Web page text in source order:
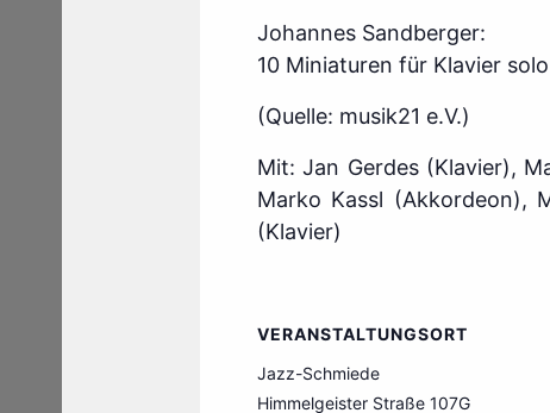
Johannes Sandberger:
10 Miniaturen für Klavier
(Quelle: musik21 e.V.)
Mit: Jan Gerdes (Klavier),
Marko Kassl (Akkordeon),
(Klavier)
VERANSTALTUNGSORT
Jazz-Schmiede
Himmelgeister Straße 107G